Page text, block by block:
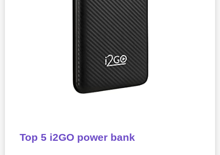
Top 5 i2GO power bank